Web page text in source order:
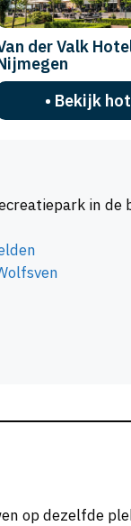
der Valk
• Bekijk
in de
op dezelfde